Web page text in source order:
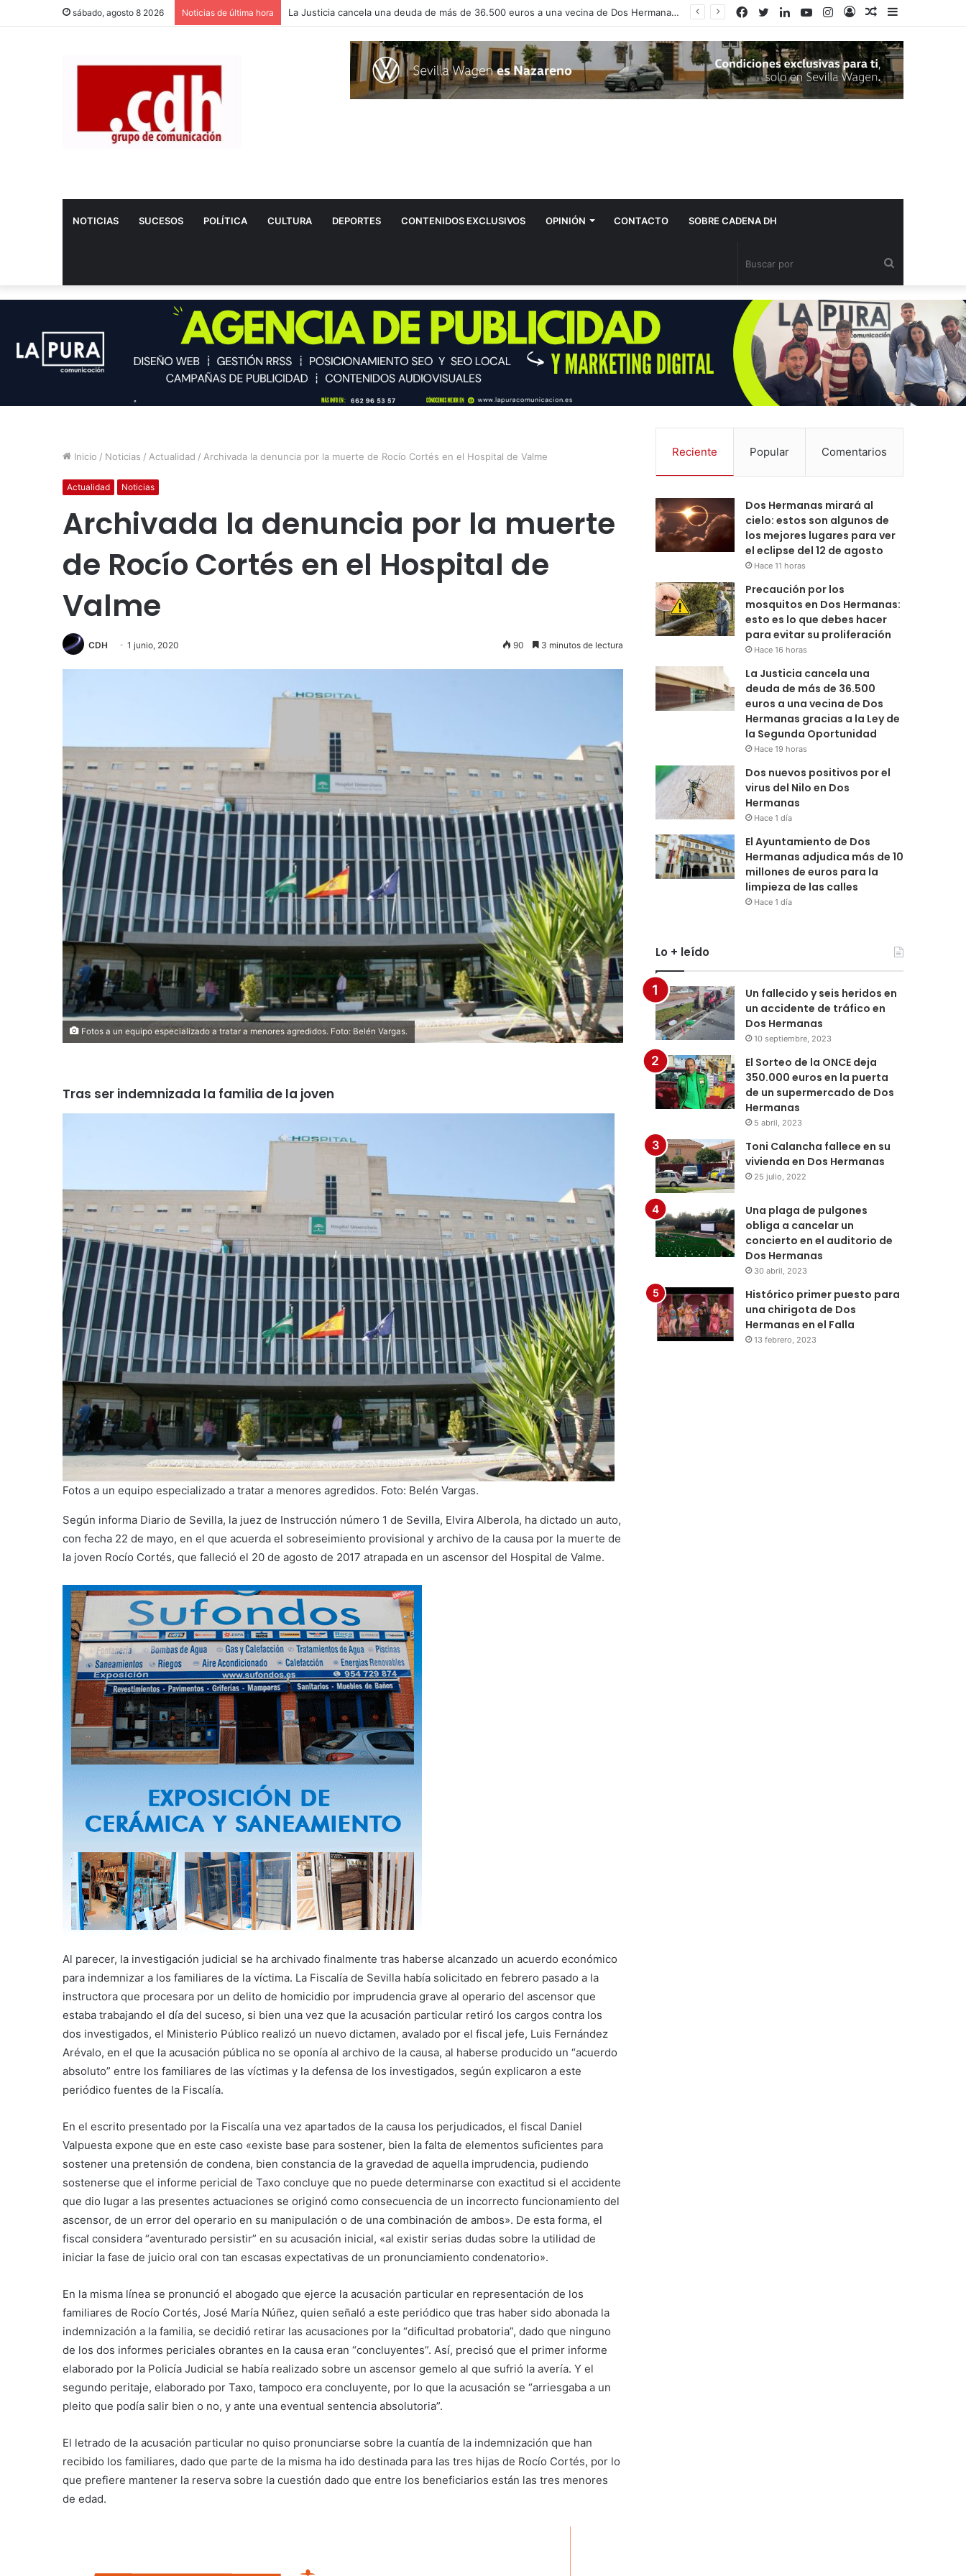
sábado, agosto 8 2026 Noticias de última hora Dos nuevos positivos por el virus del Nilo en Dos Hermanas
Barra
Publicación
azar
Acceso
Instagram
YouTube
LinkedIn
Twitter
Facebook
NOTICIAS SUCESOS POLÍTICA CULTURA DEPORTES CONTENIDOS EXCLUSIVOS OPINIÓN CONTACTO SOBRE CADENA DH
por
Inicio / Noticias / Actualidad / Archivada la denuncia por la muerte de Rocío Cortés en el Hospital de Valme
Actualidad Noticias
Archivada la denuncia por la muerte
de Rocío Cortés en el Hospital de
Valme
CDH 1 junio, 2020 90 3 minutos de lectura
Fotos a un equipo especializado a tratar a menores agredidos. Foto: Belén Vargas.
Tras ser indemnizada la familia de la joven
Fotos a un equipo especializado a tratar a menores agredidos. Foto: Belén Vargas.
Según informa Diario de Sevilla, la juez de Instrucción número 1 de Sevilla, Elvira Alberola, ha dictado un auto,
con fecha 22 de mayo, en el que acuerda el sobreseimiento provisional y archivo de la causa por la muerte de
la joven Rocío Cortés, que falleció el 20 de agosto de 2017 atrapada en un ascensor del Hospital de Valme.
Al parecer, la investigación judicial se ha archivado finalmente tras haberse alcanzado un acuerdo económico
para indemnizar a los familiares de la víctima. La Fiscalía de Sevilla había solicitado en febrero pasado a la
instructora que procesara por un delito de homicidio por imprudencia grave al operario del ascensor que
estaba trabajando el día del suceso, si bien una vez que la acusación particular retiró los cargos contra los
dos investigados, el Ministerio Público realizó un nuevo dictamen, avalado por el fiscal jefe, Luis Fernández
Arévalo, en el que la acusación pública no se oponía al archivo de la causa, al haberse producido un “acuerdo
absoluto” entre los familiares de las víctimas y la defensa de los investigados, según explicaron a este
periódico fuentes de la Fiscalía.
En el escrito presentado por la Fiscalía una vez apartados de la causa los perjudicados, el fiscal Daniel
Valpuesta expone que en este caso «existe base para sostener, bien la falta de elementos suficientes para
sostener una pretensión de condena, bien constancia de la gravedad de aquella imprudencia, pudiendo
sostenerse que el informe pericial de Taxo concluye que no puede determinarse con exactitud si el accidente
que dio lugar a las presentes actuaciones se originó como consecuencia de un incorrecto funcionamiento del
ascensor, de un error del operario en su manipulación o de una combinación de ambos». De esta forma, el
fiscal considera “aventurado persistir” en su acusación inicial, «al existir serias dudas sobre la utilidad de
iniciar la fase de juicio oral con tan escasas expectativas de un pronunciamiento condenatorio».
En la misma línea se pronunció el abogado que ejerce la acusación particular en representación de los
familiares de Rocío Cortés, José María Núñez, quien señaló a este periódico que tras haber sido abonada la
indemnización a la familia, se decidió retirar las acusaciones por la “dificultad probatoria”, dado que ninguno
de los dos informes periciales obrantes en la causa eran “concluyentes”. Así, precisó que el primer informe
elaborado por la Policía Judicial se había realizado sobre un ascensor gemelo al que sufrió la avería. Y el
segundo peritaje, elaborado por Taxo, tampoco era concluyente, por lo que la acusación se “arriesgaba a un
pleito que podía salir bien o no, y ante una eventual sentencia absolutoria”.
El letrado de la acusación particular no quiso pronunciarse sobre la cuantía de la indemnización que han
recibido los familiares, dado que parte de la misma ha ido destinada para las tres hijas de Rocío Cortés, por lo
que prefiere mantener la reserva sobre la cuestión dado que entre los beneficiarios están las tres menores
de edad.
Reciente Popular Comentarios
Dos Hermanas mirará al
cielo: estos son algunos de
los mejores lugares para ver
el eclipse del 12 de agosto
Hace 11 horas
Precaución por los
mosquitos en Dos Hermanas:
esto es lo que debes hacer
para evitar su proliferación
Hace 16 horas
La Justicia cancela una
deuda de más de 36.500
euros a una vecina de Dos
Hermanas gracias a la Ley de
la Segunda Oportunidad
Hace 19 horas
Dos nuevos positivos por el
virus del Nilo en Dos
Hermanas
Hace 1 día
El Ayuntamiento de Dos
Hermanas adjudica más de 10
millones de euros para la
limpieza de las calles
Hace 1 día
Lo + leído
Un fallecido y seis heridos en
un accidente de tráfico en
Dos Hermanas
10 septiembre, 2023
El Sorteo de la ONCE deja
350.000 euros en la puerta
de un supermercado de Dos
Hermanas
5 abril, 2023
Toni Calancha fallece en su
vivienda en Dos Hermanas
25 julio, 2022
Una plaga de pulgones
obliga a cancelar un
concierto en el auditorio de
Dos Hermanas
30 abril, 2023
Histórico primer puesto para
una chirigota de Dos
Hermanas en el Falla
13 febrero, 2023